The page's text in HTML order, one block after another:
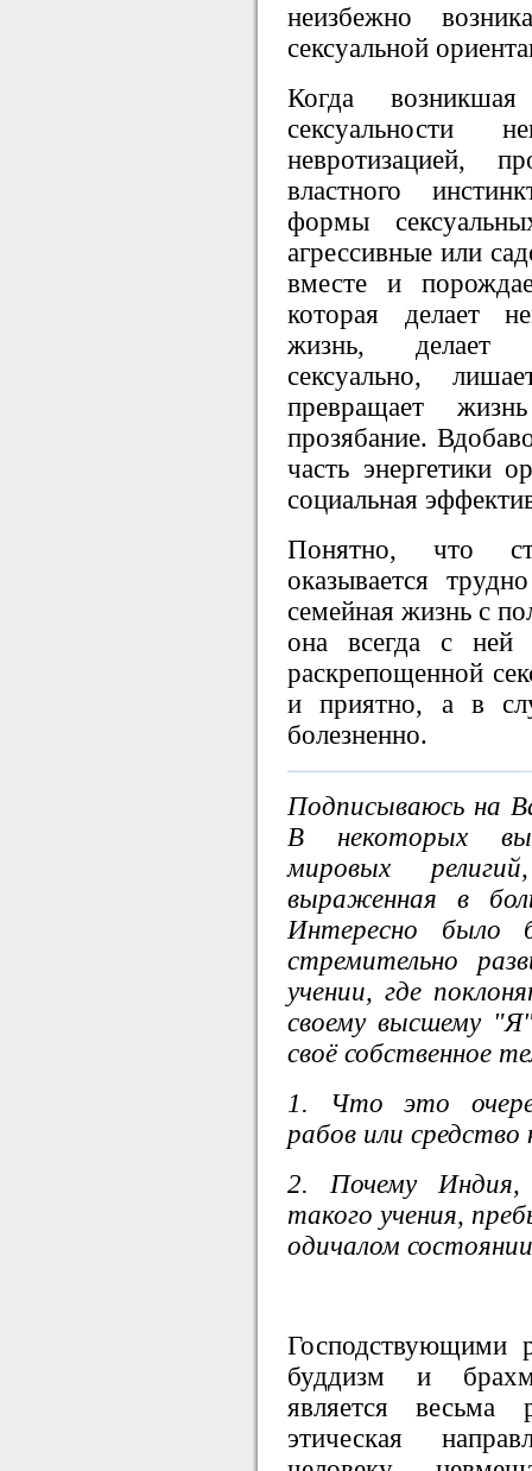
неизбежно
сексуальной
Когда
сексуальности
невротизацией,
властного
формы
агрессивные или
вместе и
которая делает
жизнь, делает
сексуально,
превращает
прозябание.
часть энергетики
социальная
Понятно, что
оказывается
семейная жизнь с
она всегда с ней
раскрепощенной
и приятно, а в
болезненно.
Подписываюсь на
В некоторых
мировых
выраженная в
Интересно
стремительно
учении, где
своему высшему
своё собственное
1. Что это
рабов или
2. Почему Индия,
такого учения,
одичалом
Господствующими
буддизм и
является весьма
этическая